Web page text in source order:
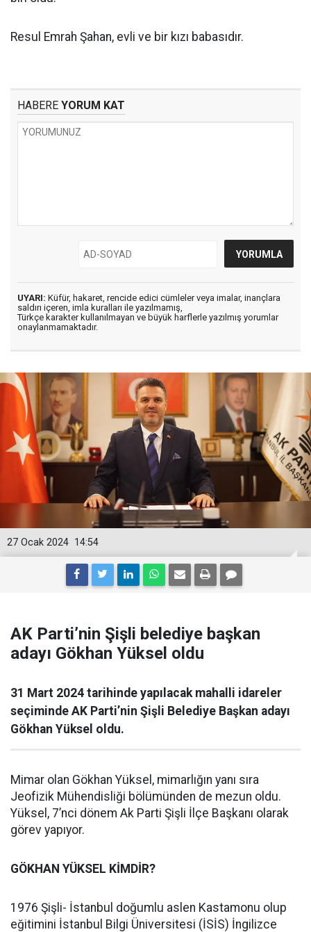
Resul Emrah Şahan, evli ve bir kızı babasıdır.
HABERE YORUM KAT
UYARI: Küfür, hakaret, rencide edici cümleler veya imalar, inançlara
saldırı içeren, imla kuralları ile yazılmamış,
Türkçe karakter kullanılmayan ve büyük harflerle yazılmış yorumlar
onaylanmamaktadır.
14:54
27 Ocak 2024
AK Parti’nin Şişli belediye başkan
adayı Gökhan Yüksel oldu
31 Mart 2024 tarihinde yapılacak mahalli idareler
seçiminde AK Parti’nin Şişli Belediye Başkan adayı
Gökhan Yüksel oldu.
Mimar olan Gökhan Yüksel, mimarlığın yanı sıra
Jeofizik Mühendisliği bölümünden de mezun oldu.
Yüksel, 7’nci dönem Ak Parti Şişli İlçe Başkanı olarak
görev yapıyor.
GÖKHAN YÜKSEL KİMDİR?
1976 Şişli- İstanbul doğumlu aslen Kastamonu olup
eğitimini İstanbul Bilgi Üniversitesi (İSİS) İngilizce